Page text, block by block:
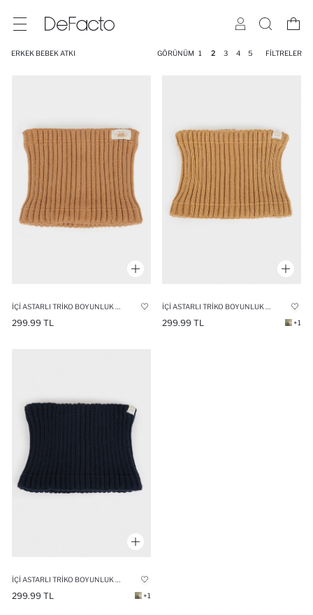
ERKEK BEBEK ATKI GÖRÜNÜM 1 2 3 4 5 FILTRELER
299.99 TL 299.99 TL +1
299.99 TL +1